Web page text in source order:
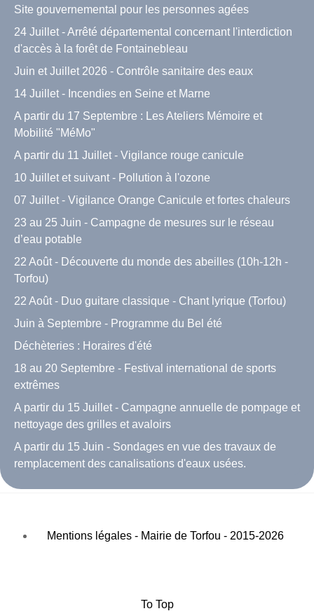
Site gouvernemental pour les personnes agées
24 Juillet - Arrêté départemental concernant l'interdiction
d'accès à la forêt de Fontainebleau
Juin et Juillet 2026 - Contrôle sanitaire des eaux
14 Juillet - Incendies en Seine et Marne
A partir du 17 Septembre : Les Ateliers Mémoire et
Mobilité "MéMo"
A partir du 11 Juillet - Vigilance rouge canicule
10 Juillet et suivant - Pollution à l'ozone
07 Juillet - Vigilance Orange Canicule et fortes chaleurs
23 au 25 Juin - Campagne de mesures sur le réseau
d’eau potable
22 Août - Découverte du monde des abeilles (10h-12h -
Torfou)
22 Août - Duo guitare classique - Chant lyrique (Torfou)
Juin à Septembre - Programme du Bel été
Déchèteries : Horaires d'été
18 au 20 Septembre - Festival international de sports
extrêmes
A partir du 15 Juillet - Campagne annuelle de pompage et
nettoyage des grilles et avaloirs
A partir du 15 Juin - Sondages en vue des travaux de
remplacement des canalisations d'eaux usées.
Mentions légales - Mairie de Torfou - 2015-2026
To Top